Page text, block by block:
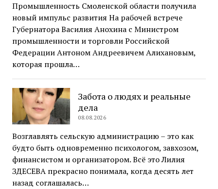
Промышленность Смоленской области получила
новый импульс развития На рабочей встрече
Губернатора Василия Анохина с Министром
промышленности и торговли Российской
Федерации Антоном Андреевичем Алихановым,
которая прошла…
Забота о людях и реальные
дела
08.08.2026
Возглавлять сельскую администрацию – это как
будто быть одновременно психологом, завхозом,
финансистом и организатором. Всё это Лилия
ЗДЕСЕВА прекрасно понимала, когда десять лет
назад соглашалась…